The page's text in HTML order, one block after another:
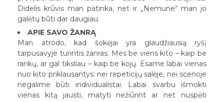
Didelis krūvis man patinka, net ir „Nemune“ man jo
galėtų būti dar daugiau.
APIE SAVO ŽANRĄ
Man atrodo, kad šokėjai yra glaudžiausią ryšį
tarpusavyje turintis žanras. Mes be viens kito – kaip be
rankų, ar gal tiksliau – kaip be kojų. Esame labai vienas
nuo kito priklausantys: nei repeticijų salėje, nei scenoje
negalime būti individualistai. Labai svarbu išmokti
vienas kitą jausti, matyti nežiūrint ar net nuspėti